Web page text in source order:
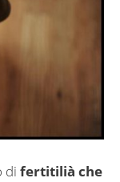
di fertitilià che